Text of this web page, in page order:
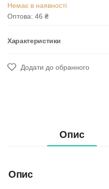
Немає в наявності
Оптова: 46 ₴
Характеристики
Додати до обранного
Опис
Опис